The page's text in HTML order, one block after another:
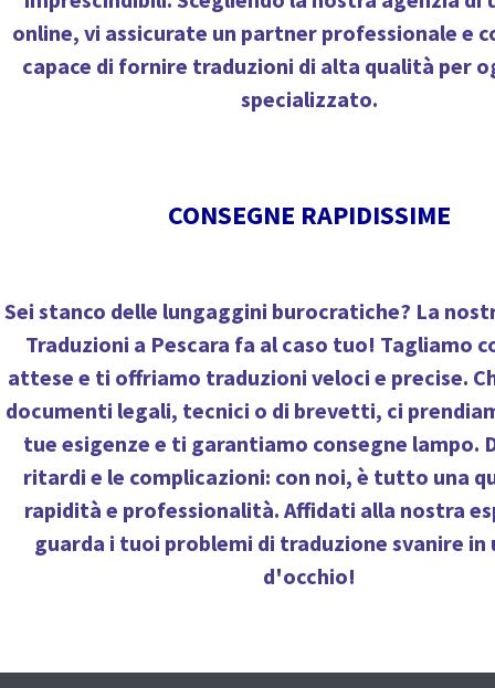
online, vi assicurate un partner professionale e
capace di fornire traduzioni di alta qualità per
specializzato.
CONSEGNE RAPIDISSIME
Sei stanco delle lungaggini burocratiche? La
Traduzioni a Pescara fa al caso tuo! Tagliamo
attese e ti offriamo traduzioni veloci e precise.
documenti legali, tecnici o di brevetti, ci
tue esigenze e ti garantiamo consegne lampo.
ritardi e le complicazioni: con noi, è tutto una
rapidità e professionalità. Affidati alla nostra
guarda i tuoi problemi di traduzione svanire
d'occhio!